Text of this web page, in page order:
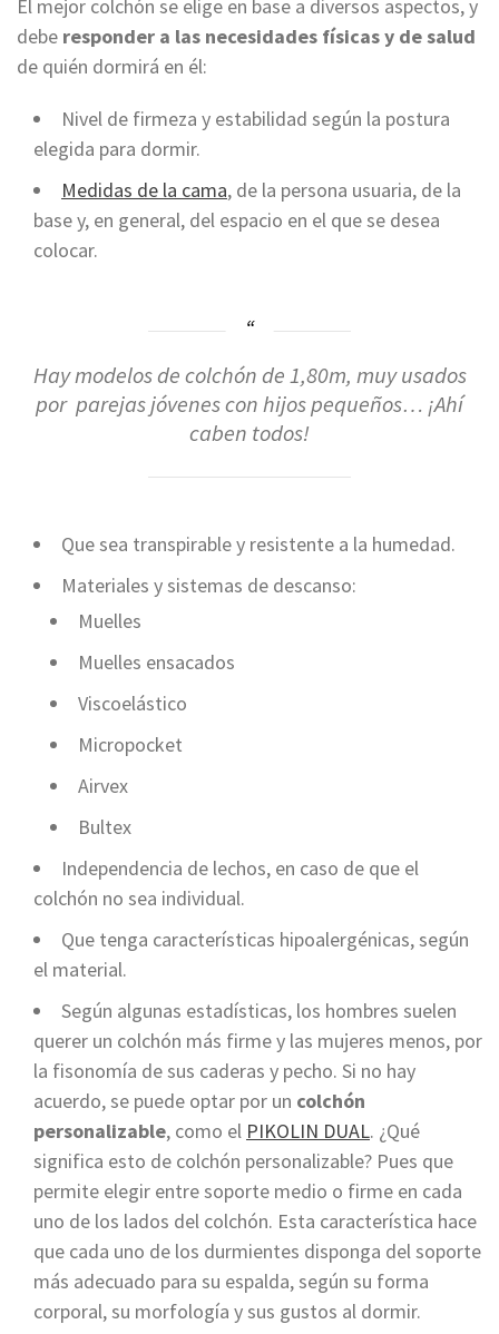
El mejor colchón se elige en base a diversos aspectos, y
debe responder a las necesidades físicas y de salud
de quién dormirá en él:
Nivel de firmeza y estabilidad según la postura
elegida para dormir.
Medidas de la cama, de la persona usuaria, de la
base y, en general, del espacio en el que se desea
colocar.
Hay modelos de colchón de 1,80m, muy usados
por parejas jóvenes con hijos pequeños… ¡Ahí
caben todos!
Que sea transpirable y resistente a la humedad.
Materiales y sistemas de descanso:
Muelles
Muelles ensacados
Viscoelástico
Micropocket
Airvex
Bultex
Independencia de lechos, en caso de que el
colchón no sea individual.
Que tenga características hipoalergénicas, según
el material.
Según algunas estadísticas, los hombres suelen
querer un colchón más firme y las mujeres menos, por
la fisonomía de sus caderas y pecho. Si no hay
acuerdo, se puede optar por un colchón
personalizable, como el PIKOLIN DUAL. ¿Qué
significa esto de colchón personalizable? Pues que
permite elegir entre soporte medio o firme en cada
uno de los lados del colchón. Esta característica hace
que cada uno de los durmientes disponga del soporte
más adecuado para su espalda, según su forma
corporal, su morfología y sus gustos al dormir.